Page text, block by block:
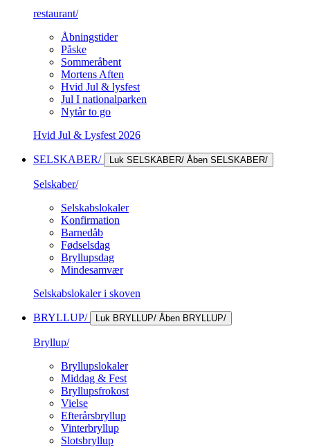
restaurant/
Åbningstider
Påske
Sommeråbent
Mortens Aften
Hvid Jul & lysfest
Jul I nationalparken
Nytår to go
Hvid Jul & Lysfest 2026
SELSKABER/ Luk SELSKABER/ Åben SELSKABER/
Selskaber/
Selskabslokaler
Konfirmation
Barnedåb
Fødselsdag
Bryllupsdag
Mindesamvær
Selskabslokaler i skoven
BRYLLUP/ Luk BRYLLUP/ Åben BRYLLUP/
Bryllup/
Bryllupslokaler
Middag & Fest
Bryllupsfrokost
Vielse
Efterårsbryllup
Vinterbryllup
Slotsbryllup